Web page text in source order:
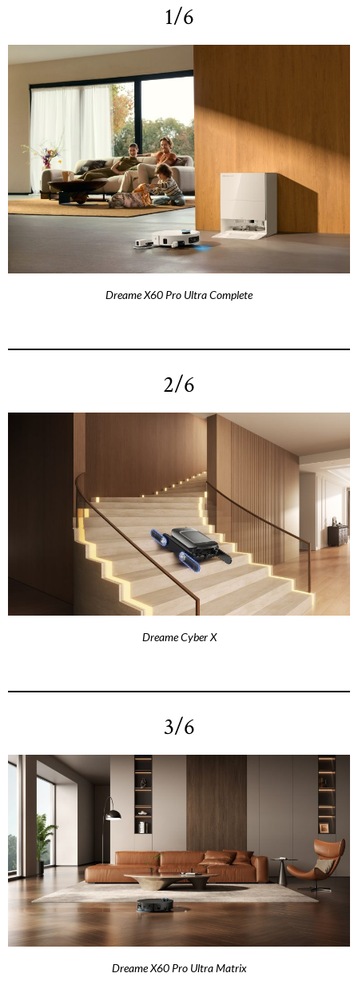
1/6
Dreame X60 Pro Ultra Complete
2/6
Dreame Cyber X
3/6
Dreame X60 Pro Ultra Matrix